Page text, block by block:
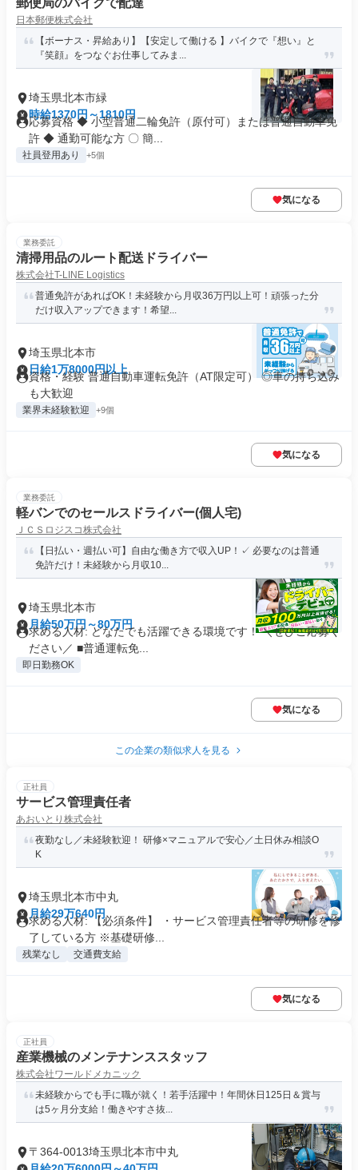
郵便局のバイクで配達
日本郵便株式会社
【ボーナス・昇給あり】【安定して働ける 】バイクで『想い』と
『笑顔』をつなぐお仕事してみま...
埼玉県北本市緑
時給1370円～1810円
応募資格 ◆ 小型普通二輪免許（原付可）または普通自動車免
許 ◆ 通勤可能な方 〇 簡...
社員登用あり +5個
気になる
業務委託
清掃用品のルート配送ドライバー
株式会社T-LINE Logistics
普通免許があればOK！未経験から月収36万円以上可！頑張った分
だけ収入アップできます！希望...
埼玉県北本市
日給1万8000円以上
資格・経験 普通自動車運転免許（AT限定可） ◎車の持ち込み
も大歓迎
業界未経験歓迎 +9個
気になる
業務委託
軽バンでのセールスドライバー(個人宅)
ＪＣＳロジスコ株式会社
【日払い・週払い可】自由な働き方で収入UP！✓ 必要なのは普通
免許だけ！未経験から月収10...
埼玉県北本市
月給50万円～80万円
求める人材: どなたでも活躍できる環境です！ ＼ぜひご応募く
ださい／ ■普通運転免...
即日勤務OK
気になる
この企業の類似求人を見る
正社員
サービス管理責任者
あおいとり株式会社
夜勤なし／未経験歓迎！ 研修×マニュアルで安心／土日休み相談O
K
埼玉県北本市中丸
月給29万640円
求める人材: 【必須条件】 ・サービス管理責任者等の研修を修
了している方 ※基礎研修...
残業なし 交通費支給
気になる
正社員
産業機械のメンテナンススタッフ
株式会社ワールドメカニック
未経験からでも手に職が就く！若手活躍中！年間休日125日＆賞与
は5ヶ月分支給！働きやすさ抜...
〒364-0013埼玉県北本市中丸